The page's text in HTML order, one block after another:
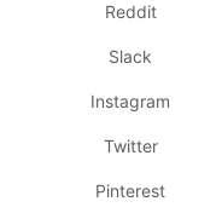
Reddit
Slack
Instagram
Twitter
Pinterest